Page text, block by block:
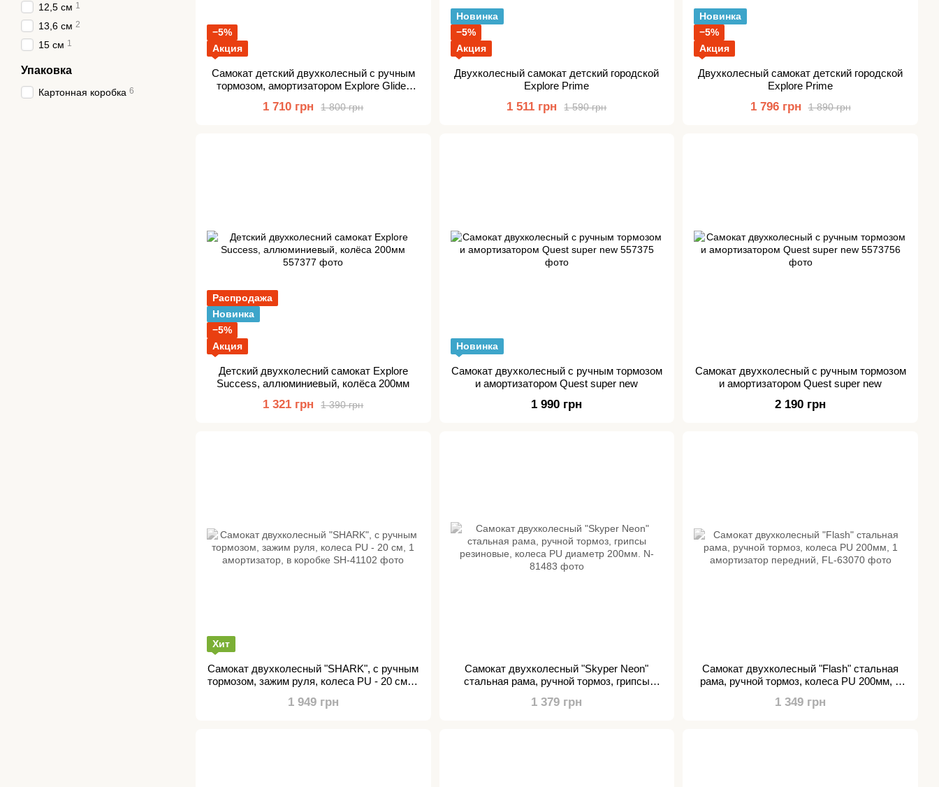
−5%
Акция
Самокат детский двухколесный с ручным
тормозом, амортизатором Explore Glider
1 800 грн
1 710 грн
Новинка
−5%
Акция
Двухколесный самокат детский городской
Explore Prime
1 590 грн
1 511 грн
Новинка
−5%
Акция
Двухколесный самокат детский городской
Explore Prime
1 890 грн
1 796 грн
Распродажа
Новинка
−5%
Акция
Детский двухколесний самокат Explore
Success, аллюминиевый, колёса 200мм
1 390 грн
1 321 грн
Новинка
Самокат двухколесный с ручным тормозом
и амортизатором Quest super new
1 990 грн
Самокат двухколесный с ручным тормозом
и амортизатором Quest super new
2 190 грн
Хит
Самокат двухколесный "SHARK", с ручным
тормозом, зажим руля, колеса PU - 20 см, 1
1 949 грн
Самокат двухколесный "Skyper Neon"
стальная рама, ручной тормоз, грипсы
1 379 грн
Самокат двухколесный "Flash" стальная
рама, ручной тормоз, колеса PU 200мм, 1
1 349 грн
12,5 см 1
13,6 см 2
15 см 1
Упаковка
Картонная коробка 6